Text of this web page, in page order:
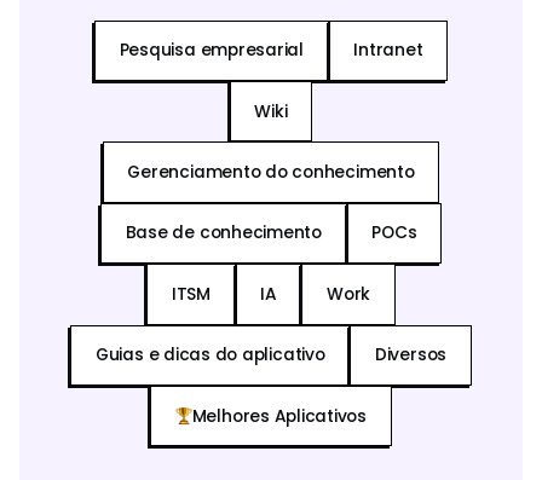
Pesquisa empresarial Intranet
Wiki
Gerenciamento do conhecimento
Base de conhecimento POCs
ITSM IA Work
Guias e dicas do aplicativo Diversos
Melhores Aplicativos